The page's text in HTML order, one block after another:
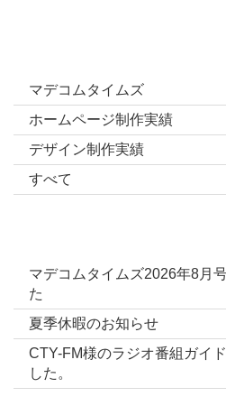
マデコムタイムズ
ホームページ制作実績
デザイン制作実績
すべて
マデコムタイムズ2026年8月
た
夏季休暇のお知らせ
CTY-FM様のラジオ番組ガイ
した。